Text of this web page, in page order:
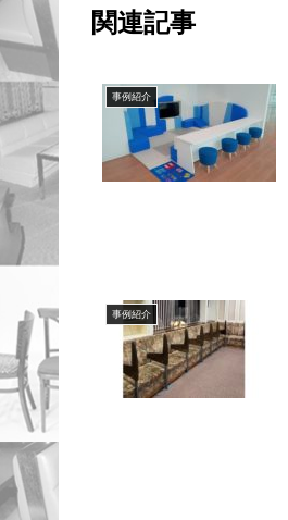
関連記事
事例紹介
事例紹介